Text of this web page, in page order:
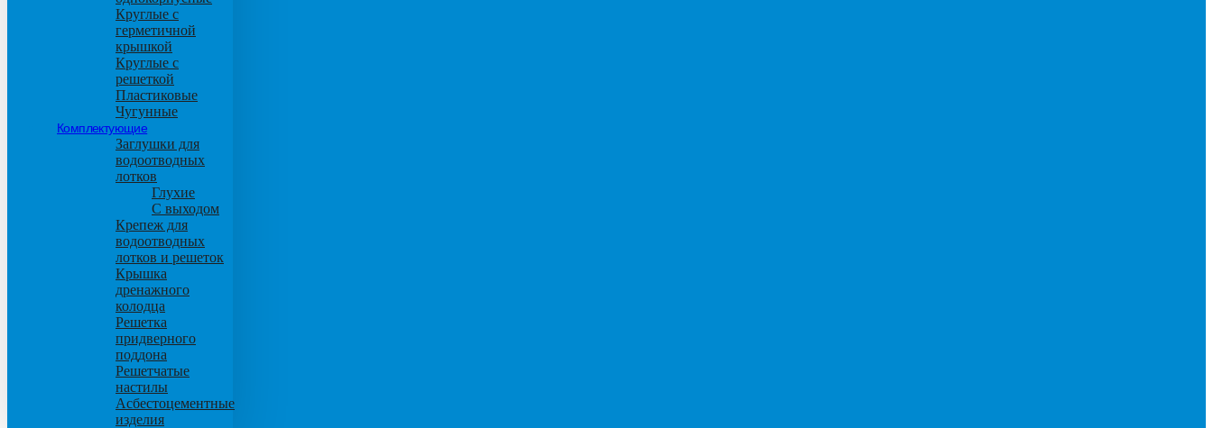
Круглые с
герметичной
крышкой
Круглые с
решеткой
Пластиковые
Чугунные
Комплектующие
Заглушки для
водоотводных
лотков
Глухие
С выходом
Крепеж для
водоотводных
лотков и решеток
Крышка
дренажного
колодца
Решетка
придверного
поддона
Решетчатые
настилы
Асбестоцементные
изделия